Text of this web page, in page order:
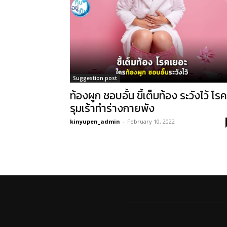
Suggestion post
ท้องผูก ชอบอั้น ขี้เต็มท้อง ระวังไว้ โรค
รุมเร้าทำร่างกายพัง
kinyupen_admin - February 10, 2022